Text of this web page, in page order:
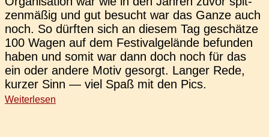
zen­mä­ßig und gut besucht war das Ganze auch
noch. So dürf­ten sich an diesem Tag geschät­ze
100 Wagen auf dem Fes­ti­val­ge­län­de befun­den
haben und somit war dann doch noch für das
ein oder andere Motiv gesorgt. Langer Rede,
kurzer Sinn — viel Spaß mit den Pics.
Weiterlesen